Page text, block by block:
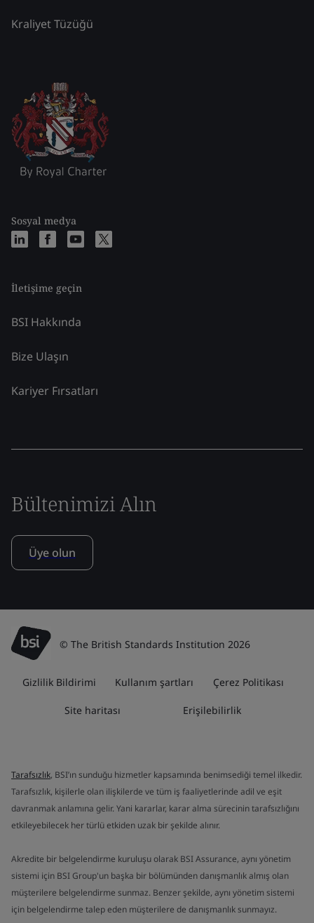
Kraliyet Tüzüğü
Sosyal medya
İletişime geçin
BSI Hakkında
Bize Ulaşın
Kariyer Fırsatları
Bültenimizi Alın
Üye olun
© The British Standards Institution 2026
Gizlilik Bildirimi Kullanım şartları Çerez Politikası
Site haritası Erişilebilirlik
Tarafsızlık, BSI’ın sunduğu hizmetler kapsamında benimsediği temel ilkedir.
Tarafsızlık, kişilerle olan ilişkilerde ve tüm iş faaliyetlerinde adil ve eşit
davranmak anlamına gelir. Yani kararlar, karar alma sürecinin tarafsızlığını
etkileyebilecek her türlü etkiden uzak bir şekilde alınır.
Akredite bir belgelendirme kuruluşu olarak BSI Assurance, aynı yönetim
sistemi için BSI Group'un başka bir bölümünden danışmanlık almış olan
müşterilere belgelendirme sunmaz. Benzer şekilde, aynı yönetim sistemi
için belgelendirme talep eden müşterilere de danışmanlık sunmayız.